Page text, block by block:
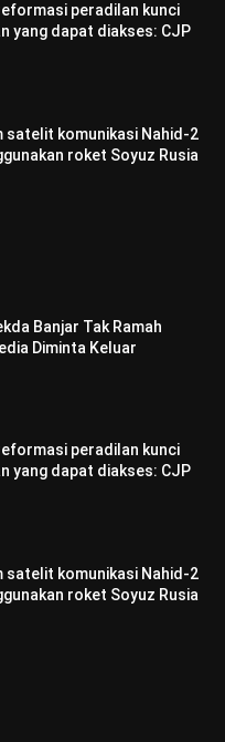
peradilan kunci
yang dapat diakses: CJP
satelit komunikasi Nahid-2
roket Soyuz Rusia
Banjar Tak Ramah
Diminta Keluar
peradilan kunci
yang dapat diakses: CJP
satelit komunikasi Nahid-2
roket Soyuz Rusia